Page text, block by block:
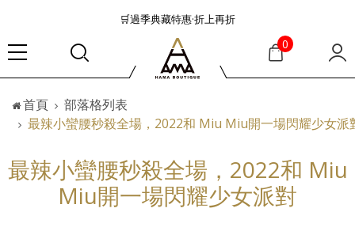
👜大容量包款美學從不只是收納
『折扣』降臨，將時髦夏季全部收藏
🟤「萬元初」入手HEREU小眾靜奢品牌包款
🟤TODS的義大利經典美學超越了短暫流行
🛒過季典藏特惠·折上再折
👜大容量包款美學從不只是收納
🟤「萬元初」入手HEREU小眾靜奢品牌包款
0
首頁
部落格列表
最辣小蠻腰秒殺全場，2022和 Miu Miu開一場閃耀少女派
最辣小蠻腰秒殺全場，2022和 Miu
Miu開一場閃耀少女派對